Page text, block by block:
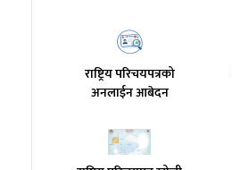
राष्ट्रिय परिचयपत्रको
अनलाईन आबेदन